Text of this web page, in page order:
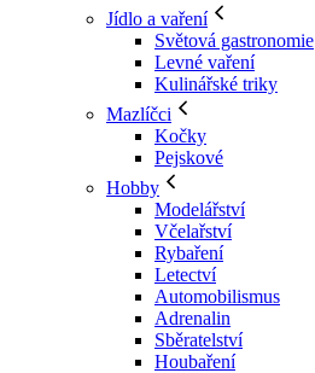
Jídlo a vaření
Světová gastronomie
Levné vaření
Kulinářské triky
Mazlíčci
Kočky
Pejskové
Hobby
Modelářství
Včelařství
Rybaření
Letectví
Automobilismus
Adrenalin
Sběratelství
Houbaření